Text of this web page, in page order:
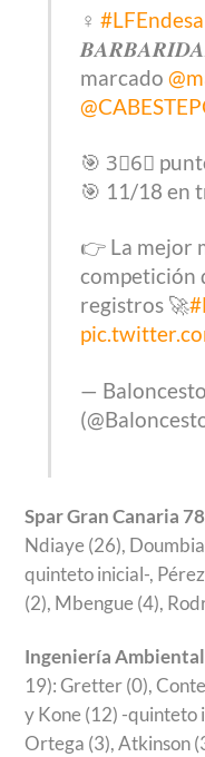
♀️ #LFEndesa
marcado
🎯 3⃣6⃣
🎯 11/18 en
👉 La mejor
competición
registros 🚀
—
Spar Gran Canaria 78
Ndiaye (26),
quinteto inicial-,
(2), Mbengue (4),
Ingeniería
19): Gretter (0),
y Kone (12) -quinteto
Ortega (3), Atkinson